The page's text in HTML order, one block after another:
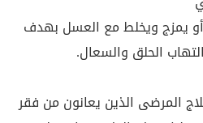
يمزج ويخلط مع العسل بهدف
الحلق والسعال.
المرضى الذين يعانون من فقر